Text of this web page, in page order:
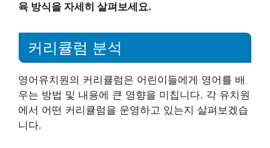
육 방식을 자세히 살펴보세요.
커리큘럼 분석
영어유치원의 커리큘럼은 어린이들에게 영어를 배
우는 방법 및 내용에 큰 영향을 미칩니다. 각 유치원
에서 어떤 커리큘럼을 운영하고 있는지 살펴보겠습
니다.